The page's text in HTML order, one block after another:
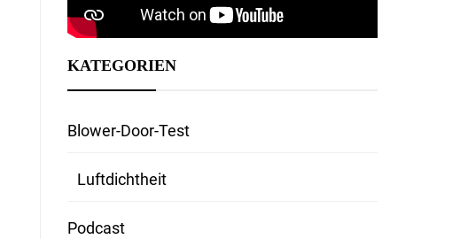
KATEGORIEN
Blower-Door-Test
Luftdichtheit
Podcast